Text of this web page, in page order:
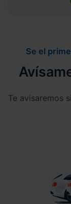
Se el
Te avisaremos